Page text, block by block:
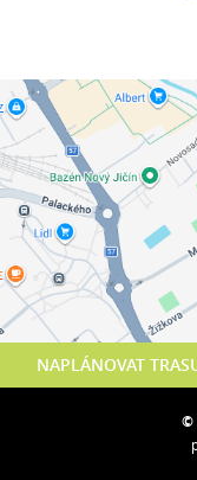
NAPLÁNOVAT
©